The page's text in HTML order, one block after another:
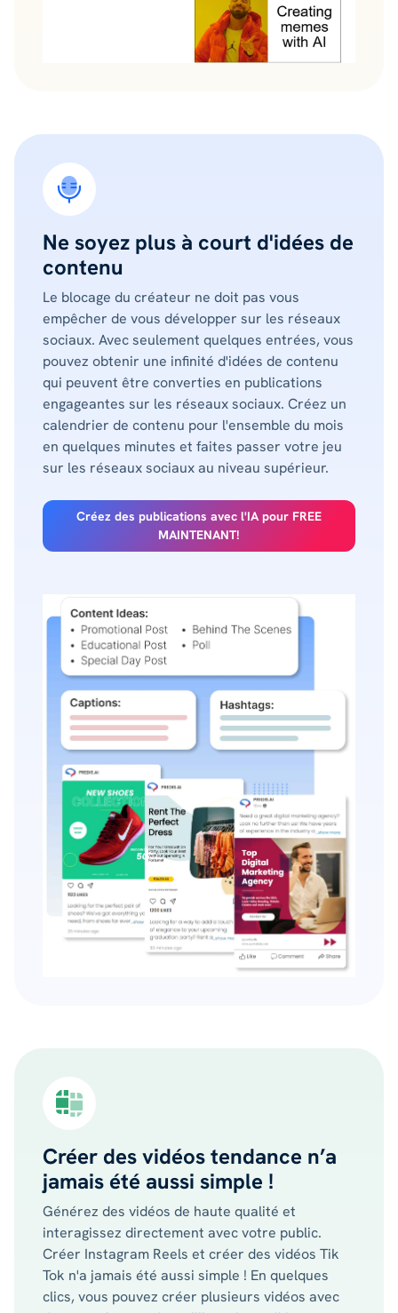
Ne soyez plus à court d'idées de
contenu
Le blocage du créateur ne doit pas vous
empêcher de vous développer sur les réseaux
sociaux. Avec seulement quelques entrées, vous
pouvez obtenir une infinité d'idées de contenu
qui peuvent être converties en publications
engageantes sur les réseaux sociaux. Créez un
calendrier de contenu pour l'ensemble du mois
en quelques minutes et faites passer votre jeu
sur les réseaux sociaux au niveau supérieur.
Créez des publications avec l'IA pour FREE
MAINTENANT!
Créer des vidéos tendance n’a
jamais été aussi simple !
Générez des vidéos de haute qualité et
interagissez directement avec votre public.
Créer Instagram Reels et créer des vidéos Tik
Tok n'a jamais été aussi simple ! En quelques
clics, vous pouvez créer plusieurs vidéos avec